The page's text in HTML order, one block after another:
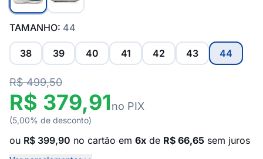
TAMANHO: 44
38 39 40 41 42 43 44
R$ 499,50
R$ 379,91no PIX
(5,00% de desconto)
ou R$ 399,90 no cartão em 6x de R$ 66,65 sem juros